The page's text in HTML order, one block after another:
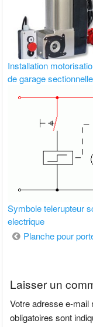
Installation
de garage sectionnelle
Symbole telerupteur
electrique
Navigation
Planche pour
Laisser un
Votre adresse e-mail
obligatoires sont